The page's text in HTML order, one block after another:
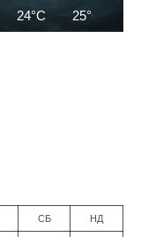
24°C 25°C
СБ НД